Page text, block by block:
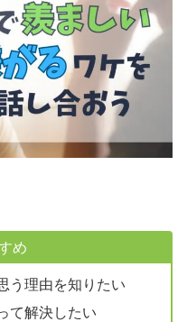
め
う理由を知りたい
て解決したい